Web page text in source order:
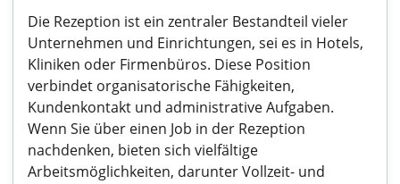
Die Rezeption ist ein zentraler Bestandteil vieler
Unternehmen und Einrichtungen, sei es in Hotels,
Kliniken oder Firmenbüros. Diese Position
verbindet organisatorische Fähigkeiten,
Kundenkontakt und administrative Aufgaben.
Wenn Sie über einen Job in der Rezeption
nachdenken, bieten sich vielfältige
Arbeitsmöglichkeiten, darunter Vollzeit- und